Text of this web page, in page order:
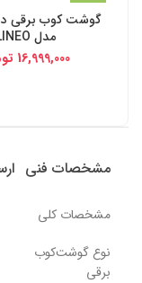
گوشت کوب برقی
مدل LINEO
16,999,000
مشخصات فنی
مشخصات کلی
نوع گوشت‌کوب
برقی